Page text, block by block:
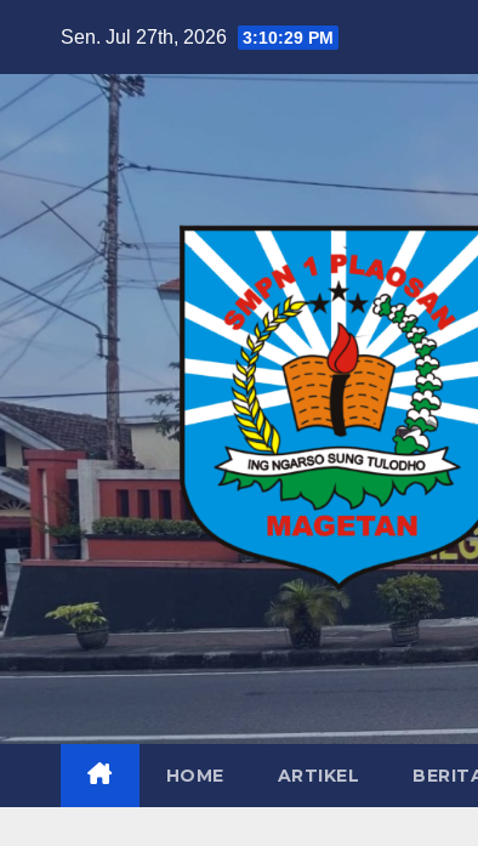
content
Sen. Jul 27th, 2026 3:10:31 PM
HOME ARTIKEL